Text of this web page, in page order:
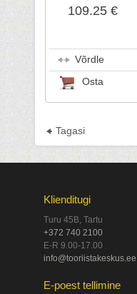
109.25 €
Võrdle
Osta
Tagasi
Klienditugi
Turu 45B, Tartu
+372 740 2100
E-R 9.00-17.00
info@tooriistakeskus.ee
E-poest tellimine